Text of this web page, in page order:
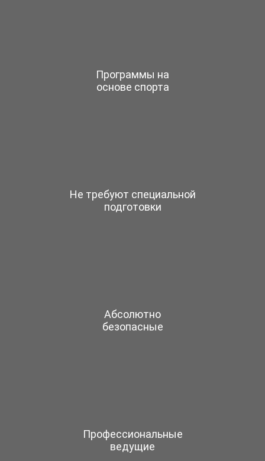
Программы на
основе спорта
Не требуют специальной
подготовки
Абсолютно
безопасные
Профессиональные
ведущие